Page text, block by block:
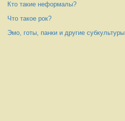
Кто такие неформалы?
Что такое рок?
Эмо, готы, панки и другие субкультуры